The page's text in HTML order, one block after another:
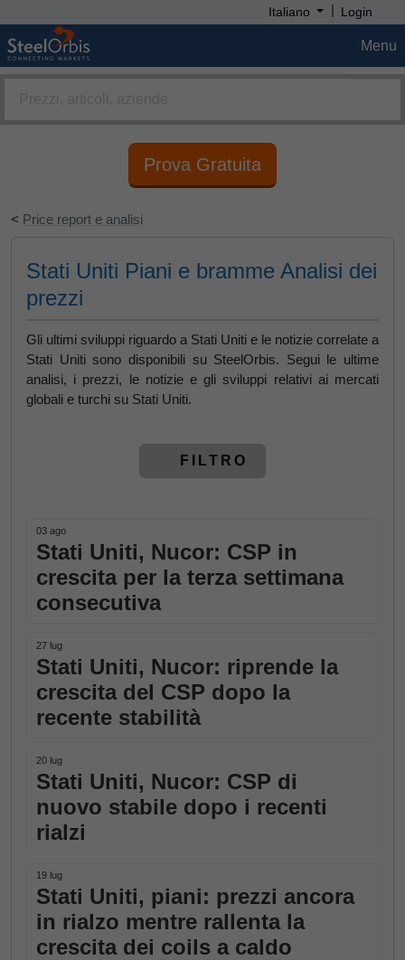
Italiano | Login
Menu
Prova Gratuita
< Price report e analisi
Stati Uniti Piani e bramme Analisi dei
prezzi
Gli ultimi sviluppi riguardo a Stati Uniti e le notizie correlate a
Stati Uniti sono disponibili su SteelOrbis. Segui le ultime
analisi, i prezzi, le notizie e gli sviluppi relativi ai mercati
globali e turchi su Stati Uniti.
FILTRO
03 ago
Stati Uniti, Nucor: CSP in
crescita per la terza settimana
consecutiva
27 lug
Stati Uniti, Nucor: riprende la
crescita del CSP dopo la
recente stabilità
20 lug
Stati Uniti, Nucor: CSP di
nuovo stabile dopo i recenti
rialzi
19 lug
Stati Uniti, piani: prezzi ancora
in rialzo mentre rallenta la
crescita dei coils a caldo